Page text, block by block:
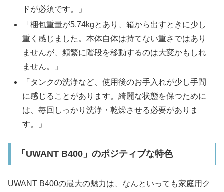
ドが必須です。」
「梱包重量が5.74kgとあり、箱から出すときに少し
重く感じました。本体自体は持てない重さではあり
ませんが、頻繁に階段を移動するのは大変かもしれ
ません。」
「タンクの洗浄など、使用後のお手入れが少し手間
に感じることがあります。綺麗な状態を保つために
は、毎回しっかり洗浄・乾燥させる必要がありま
す。」
「UWANT B400」のポジティブな特色
UWANT B400の最大の魅力は、なんといっても家庭用ク